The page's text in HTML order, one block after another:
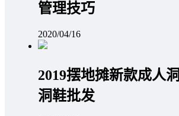
管理技巧
2020/04/16
2019摆地摊新款成人洞
洞鞋批发